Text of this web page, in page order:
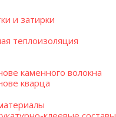
и затирки
теплоизоляция
каменного волокна
кварца